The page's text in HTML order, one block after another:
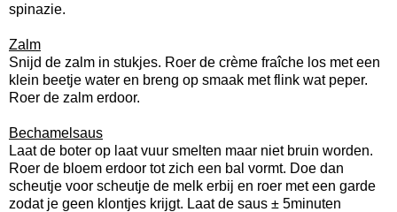
spinazie.
Zalm
Snijd de zalm in stukjes. Roer de crème fraîche los met een
klein beetje water en breng op smaak met flink wat peper.
Roer de zalm erdoor.
Bechamelsaus
Laat de boter op laat vuur smelten maar niet bruin worden.
Roer de bloem erdoor tot zich een bal vormt. Doe dan
scheutje voor scheutje de melk erbij en roer met een garde
zodat je geen klontjes krijgt. Laat de saus ± 5minuten